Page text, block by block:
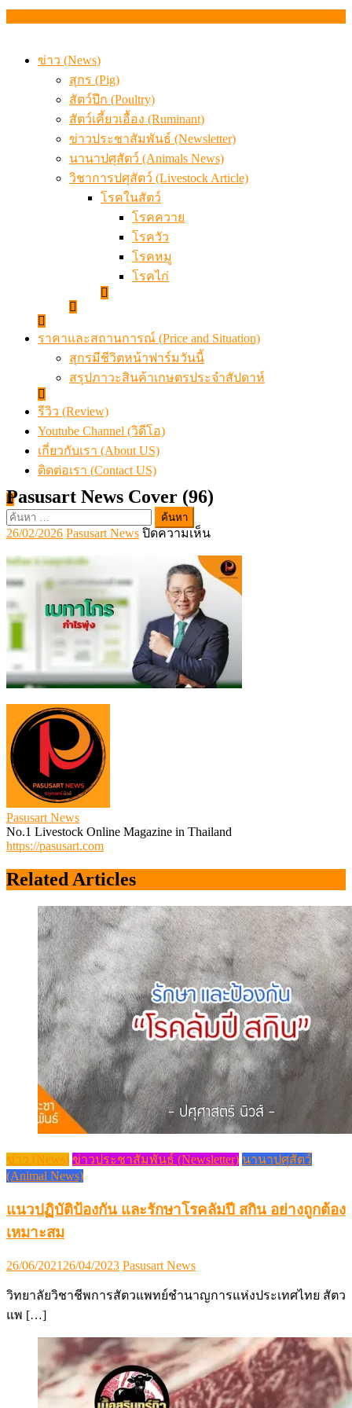
ข่าว (News)
สุกร (Pig)
สัตว์ปีก (Poultry)
สัตว์เคี้ยวเอื้อง (Ruminant)
ข่าวประชาสัมพันธ์ (Newsletter)
นานาปศุสัตว์ (Animals News)
วิชาการปศุสัตว์ (Livestock Article)
โรคในสัตว์
โรคควาย
โรควัว
โรคหมู
โรคไก่
ราคาและสถานการณ์ (Price and Situation)
สุกรมีชีวิตหน้าฟาร์มวันนี้
สรุปภาวะสินค้าเกษตรประจำสัปดาห์
รีวิว (Review)
Youtube Channel (วิดีโอ)
เกี่ยวกับเรา (About US)
ติดต่อเรา (Contact US)
ค้นหา
สำหรับ:
Pasusart News Cover (96)
Posted
on
26/02/2026Author
Pasusart News ปิดความเห็นบน
News
Cover
(96)
Pasusart News
No.1 Livestock Online Magazine in Thailand
https://pasusart.com
Related Articles
ข่าว (News) ข่าวประชาสัมพันธ์ (Newsletter) นานาปศุสัตว์
(Animal News)
แนวปฏิบัติป้องกัน และรักษาโรคลัมปี สกิน อย่างถูกต้อง
เหมาะสม
Posted
26/06/2021 26/04/2023 Author
Pasusart News
วิทยาลัยวิชาชีพการสัตวแพทย์ชำนาญการแห่งประเทศไทย สัตว
แพ […]